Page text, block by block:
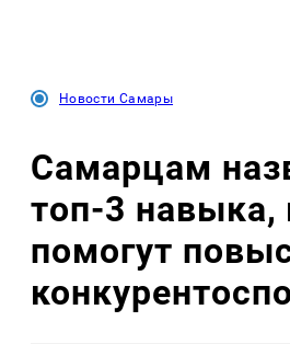
Новости Самары
Самарцам
топ-3 навыка,
помогут